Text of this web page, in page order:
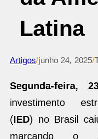
Latina
Artigos/junho 24, 2025/
Segunda-feira,
investimento
(IED) no Brasil
marcando o